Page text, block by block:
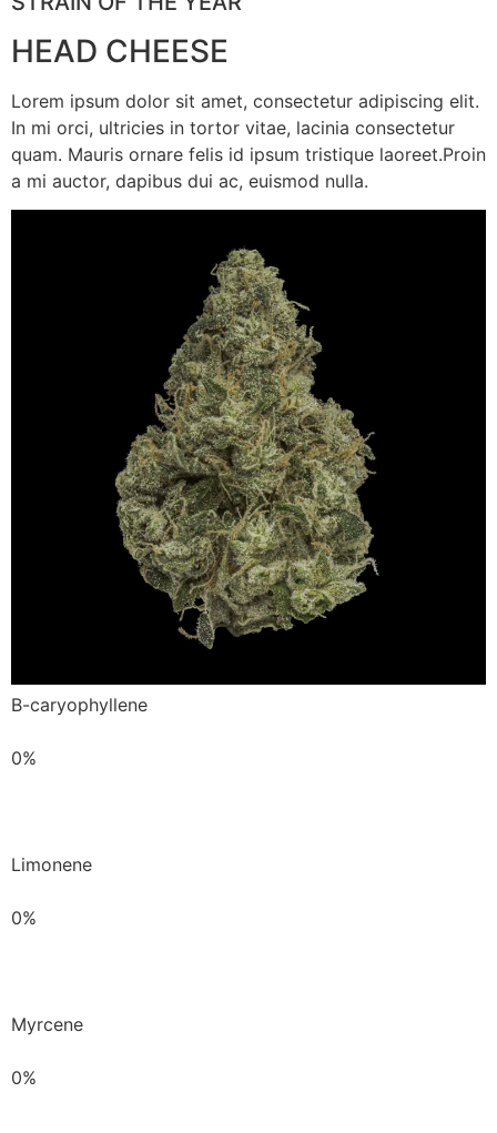
HEAD CHEESE
Lorem ipsum dolor sit amet, consectetur adipiscing elit.
In mi orci, ultricies in tortor vitae, lacinia consectetur
quam. Mauris ornare felis id ipsum tristique laoreet.Proin
a mi auctor, dapibus dui ac, euismod nulla.
B-caryophyllene
0%
Limonene
0%
Myrcene
0%